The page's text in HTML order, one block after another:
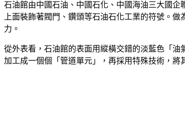
石油館由中國石油、中國石化、中國海油三大國企
上面裝飾著閥門、鑽頭等石油石化工業的符號。
力。
從外表看，石油館的表面用縱橫交錯的淡藍色「油
加工成一個個「管道單元」，再採用特殊技術，